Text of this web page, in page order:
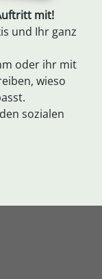
mit!
und Ihr ganz
oder ihr mit
wieso
sozialen